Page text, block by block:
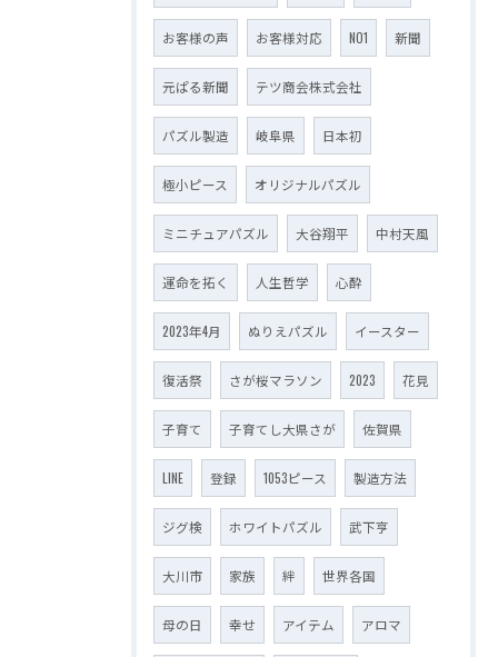
お客様の声 お客様対応 NO1 新聞
元ぱる新聞 テツ商会株式会社
パズル製造 岐阜県 日本初
極小ピース オリジナルパズル
ミニチュアパズル 大谷翔平 中村天風
運命を拓く 人生哲学 心酔
2023年4月 ぬりえパズル イースター
復活祭 さが桜マラソン 2023 花見
子育て 子育てし大県さが 佐賀県
LINE 登録 1053ピース 製造方法
ジグ検 ホワイトパズル 武下亨
大川市 家族 絆 世界各国
母の日 幸せ アイテム アロマ